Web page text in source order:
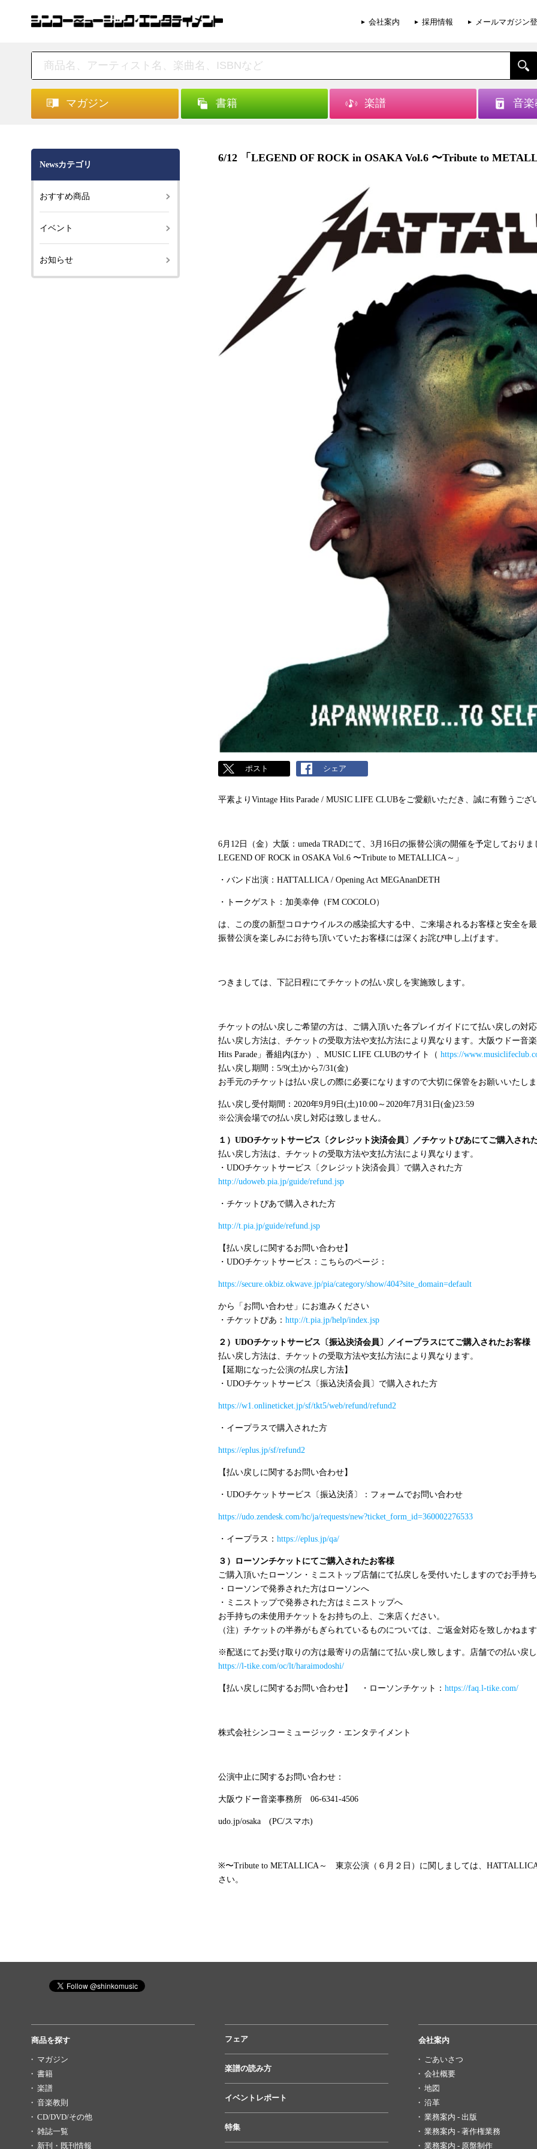
会社案内 採用情報 メールマガジン
マガジン 書籍 楽譜 音楽
6/12 「LEGEND OF ROCK in OSAKA Vol.6 〜Tribute to
ポスト シェア
平素より Vintage Hits Parade / MUSIC LIFE CLUBをご愛顧いただき、誠に有難うござ
6月 12日（金）大阪： umeda TRADにて、 3月 16日の振替公演の開催を予定しておりま
LEGEND OF ROCK in OSAKA Vol.6 〜Tribute to METALLICA～」
・バンド出演： HATTALLICA / Opening Act MEGAnanDETH
・トークゲスト：加美幸伸（FM COCOLO）
は、この度の新型コロナウイルスの感染拡大する中、ご来場されるお客様と安全を
振替公演を楽しみにお待ち頂いていたお客様には深くお詫び申し上げます。
つきましては、下記日程にてチケットの払い戻しを実施致します。
チケットの払い戻しご希望の方は、ご購入頂いた各プレイガイドにて払い戻しの対
払い戻し方法は、チケットの受取方法や支払方法により異なります。大阪ウドー音
Hits Parade」番組内ほか）、 MUSIC LIFE CLUBのサイト（ https://
払い戻し期間： 5/9(土)から 7/31(金)
お手元のチケットは払い戻しの際に必要になりますので大切に保管をお願いいたし
払い戻し受付期間： 2020年9月 9日 (土)10:00～ 2020年7月 31 日 (金)23:59
※公演会場での払い戻し対応は致しません。
１） UDOチケットサービス〔クレジット決済会員〕／チケットぴあにてご購入され
払い戻し方法は、チケットの受取方法や支払方法により異なります。
・ UDOチケットサービス〔クレジット決済会員〕で購入された方
http://udoweb.pia.jp/guide/refund.jsp
・チケットぴあで購入された方
http://t.pia.jp/guide/refund.jsp
【払い戻しに関するお問い合わせ】
・ UDOチケットサービス：こちらのページ：
https://secure.okbiz.okwave.jp/pia/category/show/404?site_domain=default
から「お問い合わせ」にお進みください
・チケットぴあ： http://t.pia.jp/help/index.jsp
２） UDOチケットサービス〔振込決済会員〕／イープラスにてご購入されたお客様
払い戻し方法は、チケットの受取方法や支払方法により異なります。
【延期になった公演の払戻し方法】
・ UDOチケットサービス〔振込決済会員〕で購入された方
https://w1.onlineticket.jp/sf/tkt5/web/refund/refund2
・イープラスで購入された方
https://eplus.jp/sf/refund2
【払い戻しに関するお問い合わせ】
・ UDOチケットサービス〔振込決済〕：フォームでお問い合わせ
https://udo.zendesk.com/hc/ja/requests/new?ticket_form_id=360002276533
・イープラス： https://eplus.jp/qa/
３）ローソンチケットにてご購入されたお客様
ご購入頂いたローソン・ミニストップ店舗にて払戻しを受付いたしますのでお手持
・ローソンで発券された方はローソンへ
・ミニストップで発券された方はミニストップへ
お手持ちの未使用チケットをお持ちの上、ご来店ください。
（注）チケットの半券がもぎられているものについては、ご返金対応を致しかねま
※配送にてお受け取りの方は最寄りの店舗にて払い戻し致します。店舗での払い戻
https://l-tike.com/oc/lt/haraimodoshi/
【払い戻しに関するお問い合わせ】 ・ローソンチケット： https://faq.l-tike.com/
株式会社シンコーミュージック・エンタテイメント
公演中止に関するお問い合わせ：
大阪ウドー音楽事務所 06-6341-4506
udo.jp/osaka (PC/スマホ)
※〜Tribute to METALLICA～ 東京公演（６月２日）に関しましては、
さい。
Newsカテゴリ
おすすめ商品
イベント
お知らせ
商品を探す
マガジン
書籍
楽譜
音楽教則
CD/DVD/その他
雑誌一覧
新刊・既刊情報
フェア
楽譜の読み方
イベントレポート
特集
会社案内
ごあいさつ
会社概要
地図
沿革
業務案内 - 出版
業務案内 - 著作権業務
業務案内 - 原盤制作